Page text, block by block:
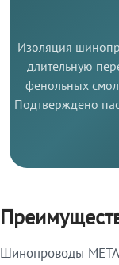
Изоляция
длительную
фенольных
Подтверждено
Шинопроводы